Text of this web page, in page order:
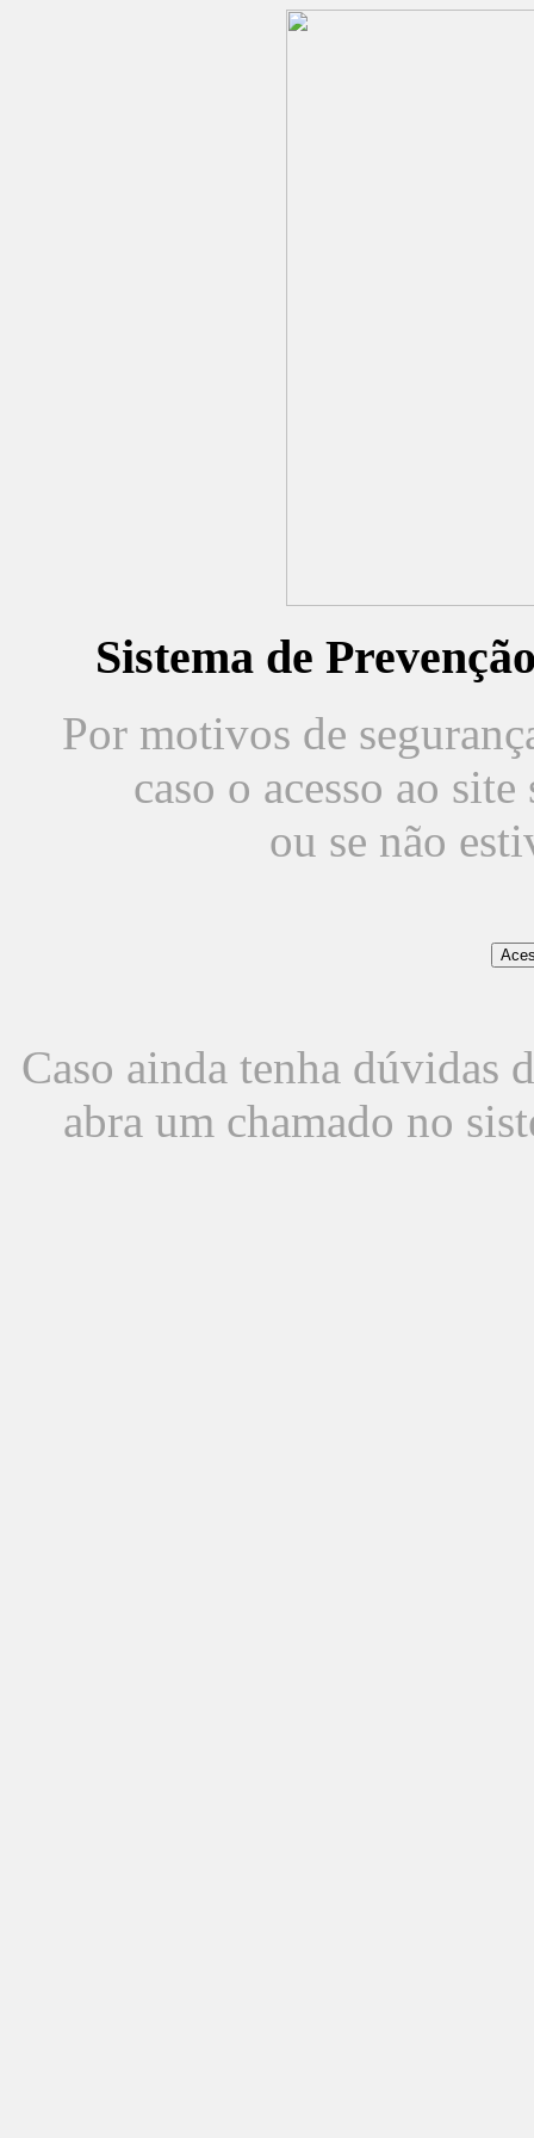
Sistema de
Por motivos de
caso o acesso ao
ou se não
Caso ainda tenha dúvidas
abra um chamado no